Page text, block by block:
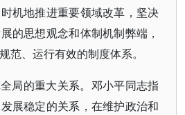
机地推进重要领域改革，坚决
的思想观念和体制机制弊端，
范、运行有效的制度体系。
局的重大关系。邓小平同志指
展稳定的关系，在维护政治和